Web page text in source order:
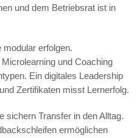
und dem Betriebsrat ist in
erfolgen.
und Coaching
Ein digitales Leadership
Zertifikaten misst Lernerfolg.
sichern Transfer in den Alltag.
ermöglichen